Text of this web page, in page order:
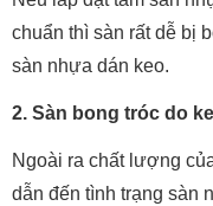
chuẩn thì sàn rất dễ bị
sàn nhựa dán keo.
2. Sàn bong tróc do
Ngoài ra chất lượng
dẫn đến tình trạng sàn